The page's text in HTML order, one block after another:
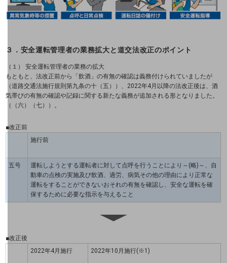
データ利活用
業務支援・マーケティング
災害対策・BCP
課題・ニーズで探す
課題・ニーズで探すTOP
マーケティング
業務効率化
災害対策
職場環境整備
セキュリティ対策
３．安全運転管理者の業務拡大と道交法改正のポイント
（１） 安全運転管理者の業務の拡大
もともと、法改正前から「飲酒」の有無の確認は義務付けられていましたが
（道路交通法施行規則第九条の十（五））、2022年4月以降の法改正後は、酒
気帯びの有無の確認や記録に関する新たな義務が追加される形となりました。
（（六）（七））。
■改正前
施行前
五号
運転しようとする運転者に対して点呼を行うことにより～(略)～、自
動車の点検の実施及び飲酒、過労、病気その他の理由により正常な
運転をすることができないおそれの有無を確認し、安全な運転を確
保するために必要な指示を与えること
■改正後
2022年4月施行
2022年10月施行(※1)